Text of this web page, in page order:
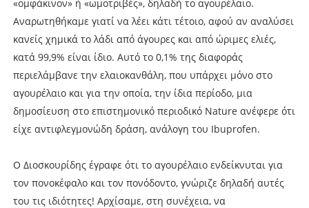
«ομφάκινον» ή «ωμοτριβές», δηλαδή το αγουρέλαιο.
Αναρωτηθήκαμε γιατί να λέει κάτι τέτοιο, αφού αν αναλύσει
κανείς χημικά το λάδι από άγουρες και από ώριμες ελιές,
κατά 99,9% είναι ίδιο. Αυτό το 0,1% της διαφοράς
περιελάμβανε την ελαιοκανθάλη, που υπάρχει μόνο στο
αγουρέλαιο και για την οποία, την ίδια περίοδο, μια
δημοσίευση στο επιστημονικό περιοδικό Nature ανέφερε ότι
είχε αντιφλεγμονώδη δράση, ανάλογη του Ibuprofen.
Ο Διοσκουρίδης έγραφε ότι το αγουρέλαιο ενδείκνυται για
τον πονοκέφαλο και τον πονόδοντο, γνώριζε δηλαδή αυτές
του τις ιδιότητες! Αρχίσαμε, στη συνέχεια, να